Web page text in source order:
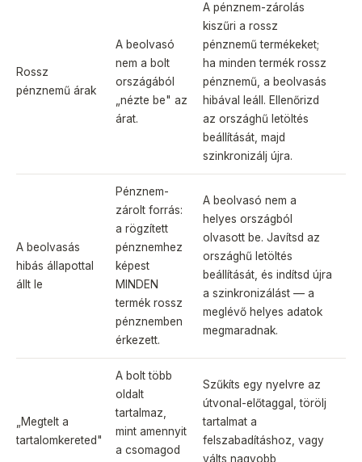
Rossz
pénznemű árak
A beolvasó
nem a bolt
országából
„nézte be" az
árat.
A pénznem-zárolás
kiszűri a rossz
pénznemű termékeket;
ha minden termék rossz
pénznemű, a beolvasás
hibával leáll. Ellenőrizd
az országhű letöltés
beállítását, majd
szinkronizálj újra.
A beolvasás
hibás állapottal
állt le
Pénznem-
zárolt forrás:
a rögzített
pénznemhez
képest
MINDEN
termék rossz
pénznemben
érkezett.
A beolvasó nem a
helyes országból
olvasott be. Javítsd az
országhű letöltés
beállítását, és indítsd újra
a szinkronizálást — a
meglévő helyes adatok
megmaradnak.
„Megtelt a
tartalomkereted"
A bolt több
oldalt
tartalmaz,
mint amennyit
a csomagod
Szűkíts egy nyelvre az
útvonal-előtaggal, törölj
tartalmat a
felszabadításhoz, vagy
válts nagyobb